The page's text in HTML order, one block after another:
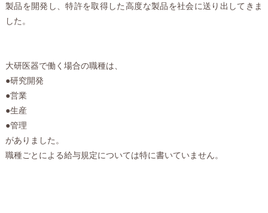
製品を開発し、特許を取得した高度な製品を社会に送り出してきま
した。
大研医器で働く場合の職種は、
●研究開発
●営業
●生産
●管理
がありました。
職種ごとによる給与規定については特に書いていません。